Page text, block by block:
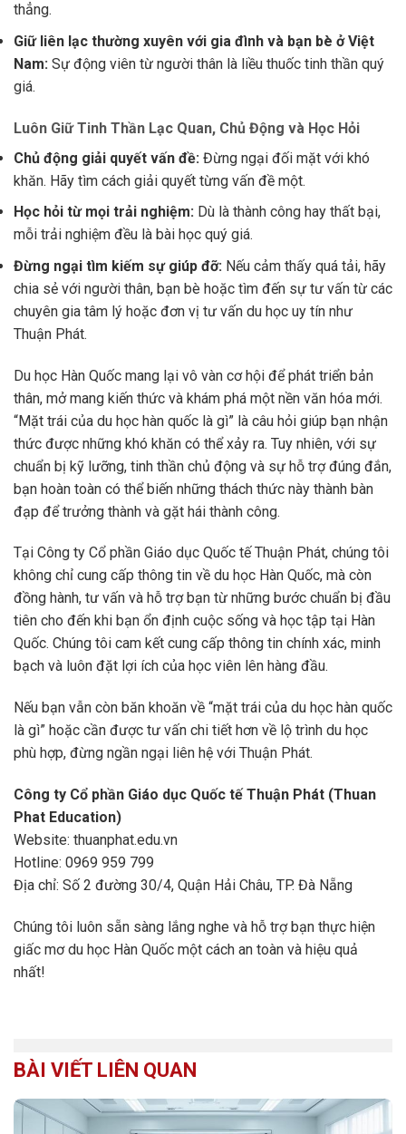
thẳng.
Giữ liên lạc thường xuyên với gia đình và bạn bè ở Việt
Nam: Sự động viên từ người thân là liều thuốc tinh thần quý
giá.
Luôn Giữ Tinh Thần Lạc Quan, Chủ Động và Học Hỏi
Chủ động giải quyết vấn đề: Đừng ngại đối mặt với khó
khăn. Hãy tìm cách giải quyết từng vấn đề một.
Học hỏi từ mọi trải nghiệm: Dù là thành công hay thất bại,
mỗi trải nghiệm đều là bài học quý giá.
Đừng ngại tìm kiếm sự giúp đỡ: Nếu cảm thấy quá tải, hãy
chia sẻ với người thân, bạn bè hoặc tìm đến sự tư vấn từ các
chuyên gia tâm lý hoặc đơn vị tư vấn du học uy tín như
Thuận Phát.
Du học Hàn Quốc mang lại vô vàn cơ hội để phát triển bản
thân, mở mang kiến thức và khám phá một nền văn hóa mới.
“Mặt trái của du học hàn quốc là gì” là câu hỏi giúp bạn nhận
thức được những khó khăn có thể xảy ra. Tuy nhiên, với sự
chuẩn bị kỹ lưỡng, tinh thần chủ động và sự hỗ trợ đúng đắn,
bạn hoàn toàn có thể biến những thách thức này thành bàn
đạp để trưởng thành và gặt hái thành công.
Tại Công ty Cổ phần Giáo dục Quốc tế Thuận Phát, chúng tôi
không chỉ cung cấp thông tin về du học Hàn Quốc, mà còn
đồng hành, tư vấn và hỗ trợ bạn từ những bước chuẩn bị đầu
tiên cho đến khi bạn ổn định cuộc sống và học tập tại Hàn
Quốc. Chúng tôi cam kết cung cấp thông tin chính xác, minh
bạch và luôn đặt lợi ích của học viên lên hàng đầu.
Nếu bạn vẫn còn băn khoăn về “mặt trái của du học hàn quốc
là gì” hoặc cần được tư vấn chi tiết hơn về lộ trình du học
phù hợp, đừng ngần ngại liên hệ với Thuận Phát.
Công ty Cổ phần Giáo dục Quốc tế Thuận Phát (Thuan
Phat Education)
Website: thuanphat.edu.vn
Hotline: 0969 959 799
Địa chỉ: Số 2 đường 30/4, Quận Hải Châu, TP. Đà Nẵng
Chúng tôi luôn sẵn sàng lắng nghe và hỗ trợ bạn thực hiện
giấc mơ du học Hàn Quốc một cách an toàn và hiệu quả
nhất!
BÀI VIẾT LIÊN QUAN